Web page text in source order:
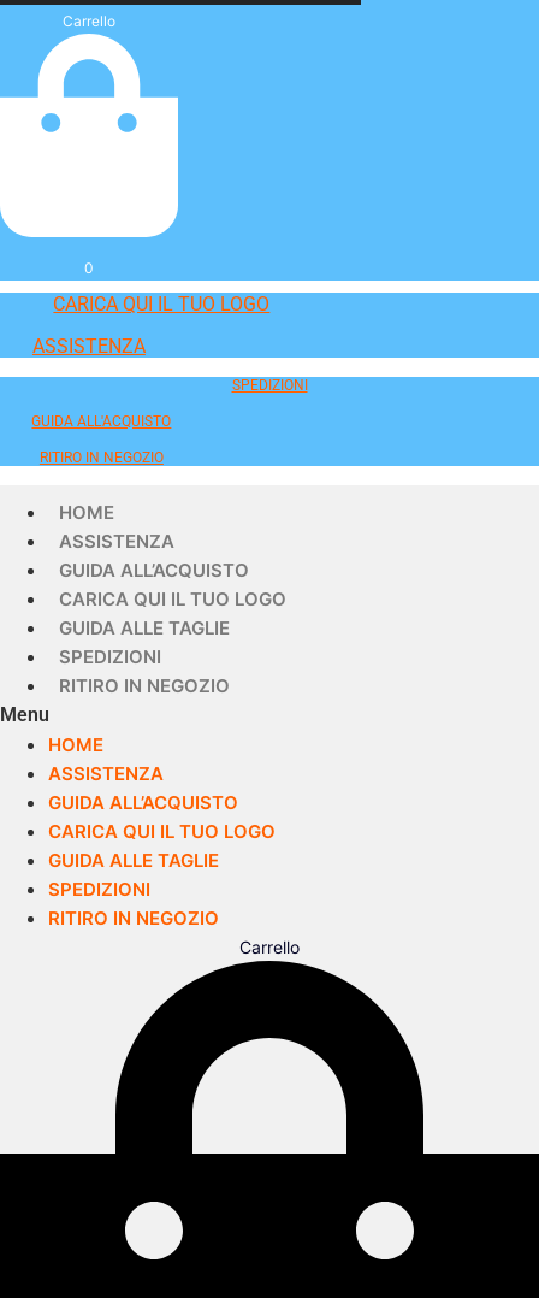
Carrello
0
CARICA QUI IL TUO LOGO
ASSISTENZA
SPEDIZIONI
GUIDA ALL'ACQUISTO
RITIRO IN NEGOZIO
HOME
ASSISTENZA
GUIDA ALL’ACQUISTO
CARICA QUI IL TUO LOGO
GUIDA ALLE TAGLIE
SPEDIZIONI
RITIRO IN NEGOZIO
Menu
HOME
ASSISTENZA
GUIDA ALL’ACQUISTO
CARICA QUI IL TUO LOGO
GUIDA ALLE TAGLIE
SPEDIZIONI
RITIRO IN NEGOZIO
Carrello